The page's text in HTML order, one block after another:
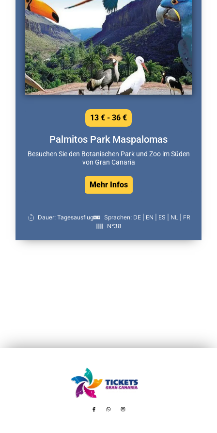
Palmitos Park Maspalomas
Besuchen Sie den Botanischen Park und Zoo im Süden
von Gran Canaria
Mehr Infos
13 € - 36 €
Dauer: Tagesausflug
Sprachen: DE | EN | ES | NL | FR
N°38